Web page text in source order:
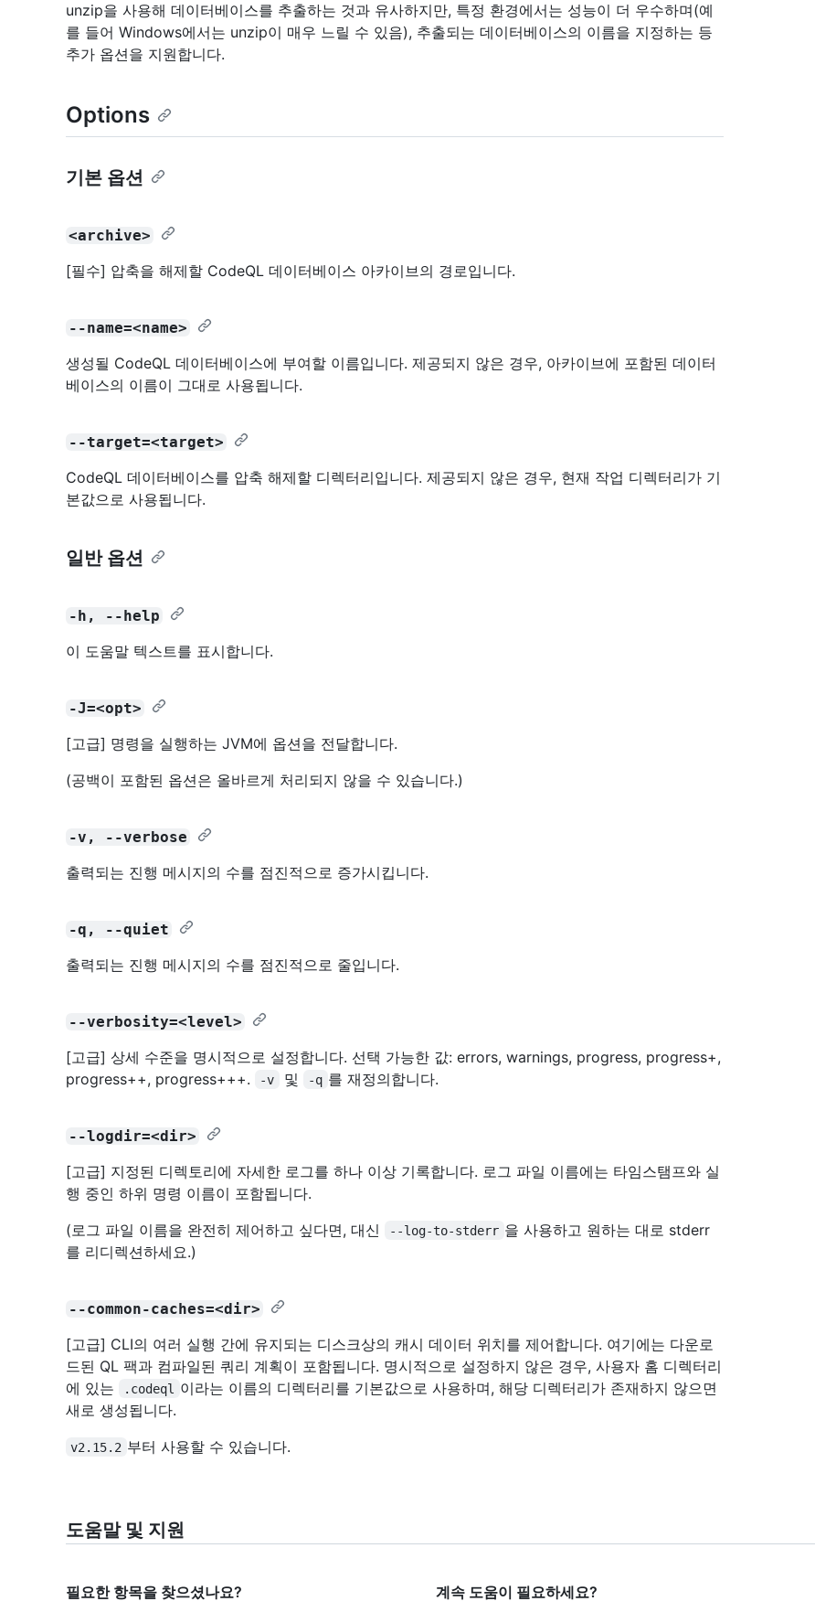
unzip을 사용해 데이터베이스를 추출하는 것과 유사하지만, 특정 환경에서는 성능이 더 우수하며(예
를 들어 Windows에서는 unzip이 매우 느릴 수 있음), 추출되는 데이터베이스의 이름을 지정하는 등
추가 옵션을 지원합니다.
Options
기본 옵션
<archive>
[필수] 압축을 해제할 CodeQL 데이터베이스 아카이브의 경로입니다.
--name=<name>
생성될 CodeQL 데이터베이스에 부여할 이름입니다. 제공되지 않은 경우, 아카이브에 포함된 데이터
베이스의 이름이 그대로 사용됩니다.
--target=<target>
CodeQL 데이터베이스를 압축 해제할 디렉터리입니다. 제공되지 않은 경우, 현재 작업 디렉터리가 기
본값으로 사용됩니다.
일반 옵션
-h, --help
이 도움말 텍스트를 표시합니다.
-J=<opt>
[고급] 명령을 실행하는 JVM에 옵션을 전달합니다.
(공백이 포함된 옵션은 올바르게 처리되지 않을 수 있습니다.)
-v, --verbose
출력되는 진행 메시지의 수를 점진적으로 증가시킵니다.
-q, --quiet
출력되는 진행 메시지의 수를 점진적으로 줄입니다.
--verbosity=<level>
[고급] 상세 수준을 명시적으로 설정합니다. 선택 가능한 값: errors, warnings, progress, progress+,
progress++, progress+++.
-v 및 -q 를 재정의합니다.
--logdir=<dir>
[고급] 지정된 디렉토리에 자세한 로그를 하나 이상 기록합니다. 로그 파일 이름에는 타임스탬프와 실
행 중인 하위 명령 이름이 포함됩니다.
(로그 파일 이름을 완전히 제어하고 싶다면, 대신
--log-to-stderr 을 사용하고 원하는 대로 stderr
를 리디렉션하세요.)
--common-caches=<dir>
[고급] CLI의 여러 실행 간에 유지되는 디스크상의 캐시 데이터 위치를 제어합니다. 여기에는 다운로
드된 QL 팩과 컴파일된 쿼리 계획이 포함됩니다. 명시적으로 설정하지 않은 경우, 사용자 홈 디렉터리
에 있는
.codeql
이라는 이름의 디렉터리를 기본값으로 사용하며, 해당 디렉터리가 존재하지 않으면
새로 생성됩니다.
v2.15.2 부터 사용할 수 있습니다.
도움말 및 지원
필요한 항목을 찾으셨나요? 계속 도움이 필요하세요?